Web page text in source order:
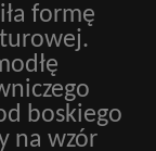
formę
boskiego
na wzór